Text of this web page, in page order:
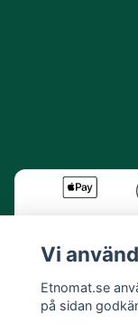
Vi
Etnomat.se
på sidan